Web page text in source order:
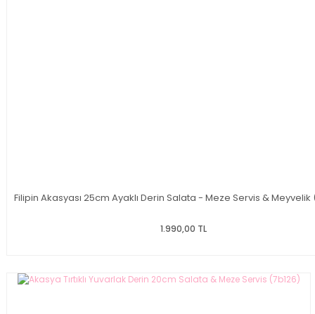
Filipin Akasyası 25cm Ayaklı Derin Salata - Meze Servis & Meyvelik
1.990,00 TL